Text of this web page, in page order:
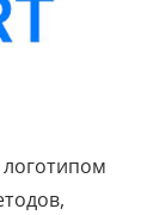
логотипом